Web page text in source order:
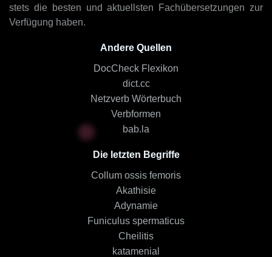
stets die besten und aktuellsten Fachübersetzungen zur
Verfügung haben.
Andere Quellen
DocCheck Flexikon
dict.cc
Netzverb Wörterbuch
Verbformen
bab.la
Die letzten Begriffe
Collum ossis femoris
Akathisie
Adynamie
Funiculus spermaticus
Cheilitis
katamenial